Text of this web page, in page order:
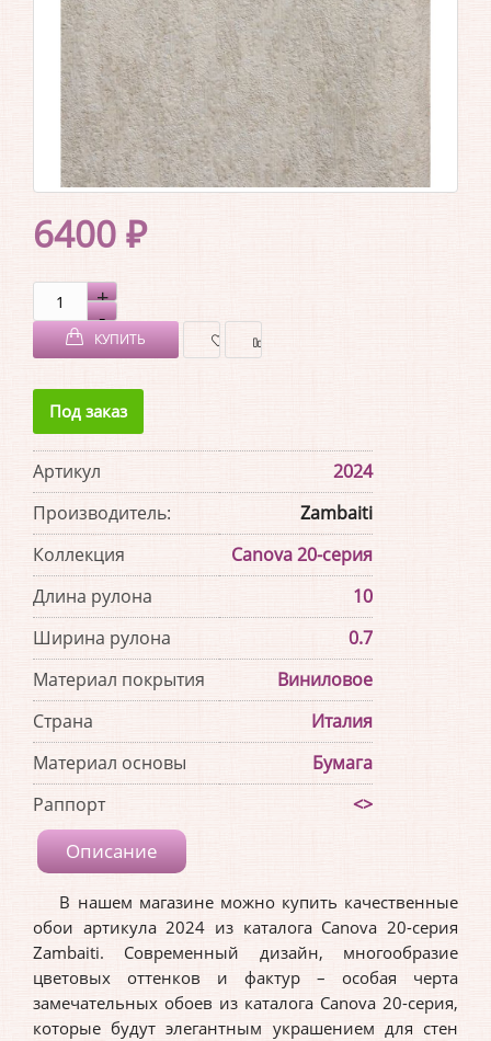
6400 ₽
КУПИТЬ
Под заказ
Артикул
2024
Производитель:
Zambaiti
Коллекция
Canova 20-серия
Длина рулона
10
Ширина рулона
0.7
Материал покрытия
Виниловое
Страна
Италия
Материал основы
Бумага
Раппорт
<>
Описание
В нашем магазине можно купить качественные
обои артикула 2024 из каталога Canova 20-серия
Zambaiti. Современный дизайн, многообразие
цветовых оттенков и фактур – особая черта
замечательных обоев из каталога Canova 20-серия,
которые будут элегантным украшением для стен